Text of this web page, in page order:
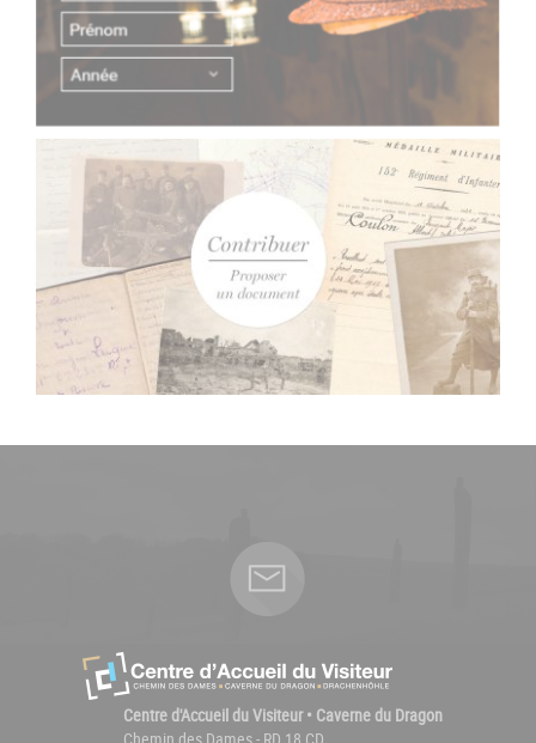
Centre d'Accueil du Visiteur • Caverne du Dragon